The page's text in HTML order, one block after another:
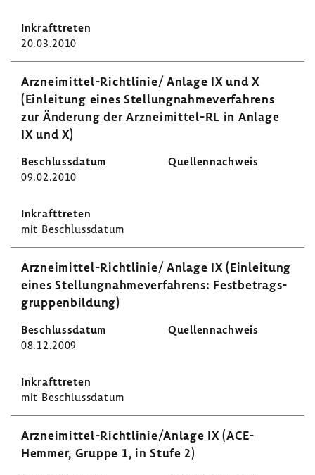
20.03.2010
Arzneimittel-​Richtlinie/ Anlage IX und X
(Einlei­tung eines Stel­lung­nah­me­ver­fah­rens
zur Ände­rung der Arzneimittel-​RL in Anlage
IX und X)
09.02.2010
mit Beschluss­datum
Arzneimittel-​Richtlinie/ Anlage IX (Einlei­tung
eines Stel­lung­nah­me­ver­fah­rens: Fest­be­trags­
grup­pen­bil­dung)
08.12.2009
mit Beschluss­datum
Arzneimittel-​Richtlinie/Anlage IX (ACE-​
Hemmer, Gruppe 1, in Stufe 2)